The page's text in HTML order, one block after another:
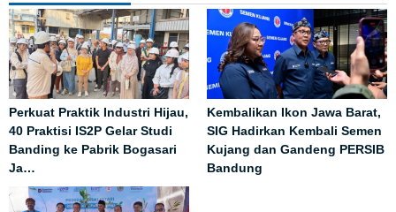
Perkuat Praktik Industri Hijau,
40 Praktisi IS2P Gelar Studi
Banding ke Pabrik Bogasari
Ja…
Kembalikan Ikon Jawa Barat,
SIG Hadirkan Kembali Semen
Kujang dan Gandeng PERSIB
Bandung